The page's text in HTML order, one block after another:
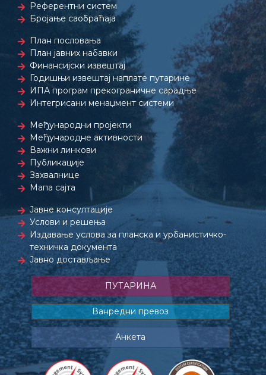
Референтни систем
Бројање саобраћаја
План пословања
План јавних набавки
Финансијски извештај
Годишњи извештај наплате путарине
ИПА програм прекограничне сарадње
Интегрисани менаџмент системи
Међународни пројекти
Међународне активности
Важни линкови
Публикације
Захвалнице
Мапа сајта
Јавне консултације
Услови и решења
Издавање услова за планска и урбанистичко-
техничка документа
Јавно достављање
ПУТАРИНА
Ванредни превоз
Анкета